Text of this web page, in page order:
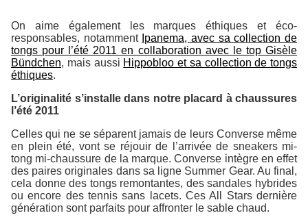
On aime également les marques éthiques et éco-
responsables, notamment Ipanema, avec sa collection de
tongs pour l’été 2011 en collaboration avec le top Gisèle
Bündchen, mais aussi Hippobloo et sa collection de tongs
éthiques.
L’originalité s’installe dans notre placard à chaussures
l’été 2011
Celles qui ne se séparent jamais de leurs Converse même
en plein été, vont se réjouir de l’arrivée de sneakers mi-
tong mi-chaussure de la marque. Converse intègre en effet
des paires originales dans sa ligne Summer Gear. Au final,
cela donne des tongs remontantes, des sandales hybrides
ou encore des tennis sans lacets. Ces All Stars dernière
génération sont parfaits pour affronter le sable chaud.